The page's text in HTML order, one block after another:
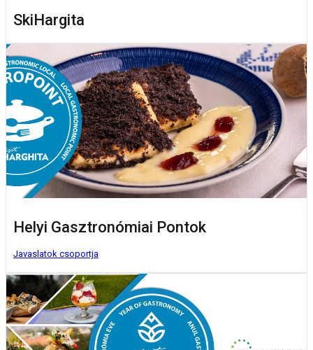
SkiHargita
Helyi Gasztronómiai Pontok
Javaslatok csoportja